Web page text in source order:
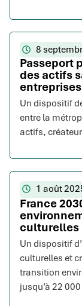
8
Passeport
des actifs
Un dispositif
entre la
actifs,
1 août
France
culturelles
Un dispositif
culturelles et
transition
jusqu’à 22 000